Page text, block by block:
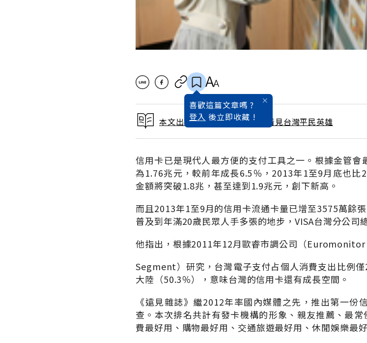
喜歡這篇文章嗎 ?
登入 後立即收藏 !
本文出自 2013 / 12月號雜誌 看見台灣平民英雄
信用卡已是現代人最方便的支付工具之一。根據金管
為1.76兆元，較前年成長6.5％，2013年1至9月底也比
金額將突破1.8兆，甚至達到1.9兆元，創下新高。
而且2013年1至9月的信用卡流通卡量已增至3575萬餘
普及到年滿20歲民眾人手多張的地步，VISA台灣分公司
他指出，根據2011年12月歐睿市調公司（
Segment）研究，台灣電子支付占個人消費支出比例
大陸（50.3％），意味台灣的信用卡還有成長空間。
《遠見雜誌》繼2012年率國內媒體之先，推出第一份
查。本次排名共計有發卡機構的形象、親友推薦、最
費最好用、購物最好用、交通旅遊最好用、休閒娛樂最